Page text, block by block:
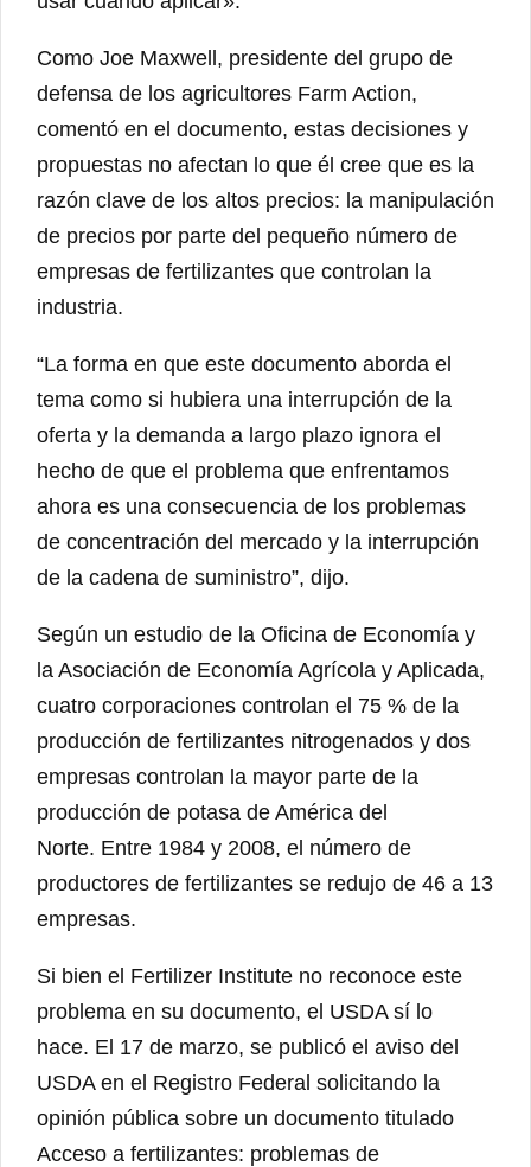
Como Joe Maxwell, presidente del grupo de
defensa de los agricultores Farm Action,
comentó en el documento, estas decisiones y
propuestas no afectan lo que él cree que es la
razón clave de los altos precios: la manipulación
de precios por parte del pequeño número de
empresas de fertilizantes que controlan la
industria.
“La forma en que este documento aborda el
tema como si hubiera una interrupción de la
oferta y la demanda a largo plazo ignora el
hecho de que el problema que enfrentamos
ahora es una consecuencia de los problemas
de concentración del mercado y la interrupción
de la cadena de suministro”, dijo.
Según un estudio de la Oficina de Economía y
la Asociación de Economía Agrícola y Aplicada,
cuatro corporaciones controlan el 75 % de la
producción de fertilizantes nitrogenados y dos
empresas controlan la mayor parte de la
producción de potasa de América del
Norte. Entre 1984 y 2008, el número de
productores de fertilizantes se redujo de 46 a 13
empresas.
Si bien el Fertilizer Institute no reconoce este
problema en su documento, el USDA sí lo
hace. El 17 de marzo, se publicó el aviso del
USDA en el Registro Federal solicitando la
opinión pública sobre un documento titulado
Acceso a fertilizantes: problemas de